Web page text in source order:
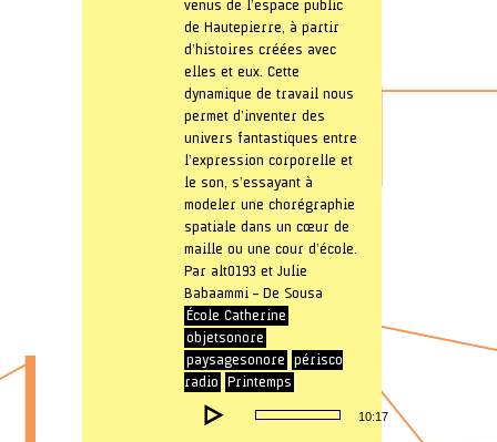
venus de l’espace public
de Hautepierre, à partir
d’histoires créées avec
elles et eux. Cette
dynamique de travail nous
permet d’inventer des
univers fantastiques entre
l’expression corporelle et
le son, s’essayant à
modeler une chorégraphie
spatiale dans un cœur de
maille ou une cour d’école.
Par alt0193 et Julie
Babaammi – De Sousa
École Catherine
objetsonore
paysagesonore
périsco
radio
Printemps
Lecteur
audio
10:17